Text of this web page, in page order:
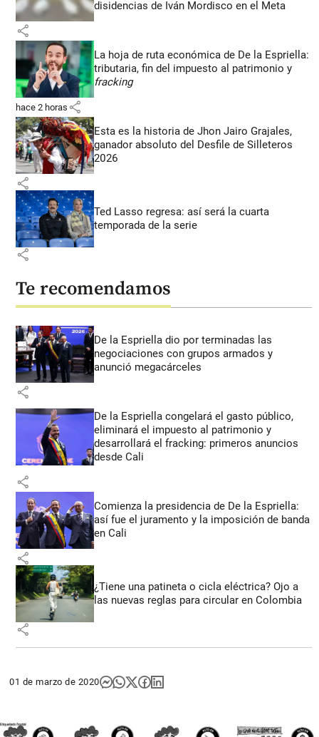
disidencias de Iván Mordisco en el Meta
share
La hoja de ruta económica de De la Espriella:
tributaria, fin del impuesto al patrimonio y
fracking
hace 2 horas share
Esta es la historia de Jhon Jairo Grajales,
ganador absoluto del Desfile de Silleteros
2026
share
Ted Lasso regresa: así será la cuarta
temporada de la serie
share
Te recomendamos
De la Espriella dio por terminadas las
negociaciones con grupos armados y
anunció megacárceles
share
De la Espriella congelará el gasto público,
eliminará el impuesto al patrimonio y
desarrollará el fracking: primeros anuncios
desde Cali
share
Comienza la presidencia de De la Espriella:
así fue el juramento y la imposición de banda
en Cali
share
¿Tiene una patineta o cicla eléctrica? Ojo a
las nuevas reglas para circular en Colombia
share
01 de marzo de 2020